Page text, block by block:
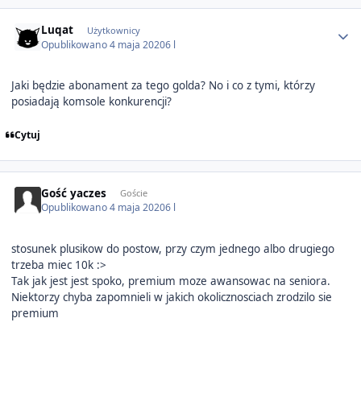
Luqat Użytkownicy
Opublikowano4 maja 20206 l
Jaki będzie abonament za tego golda? No i co z tymi, którzy
posiadają komsole konkurencji?
Cytuj
Gość yaczes Goście
Opublikowano4 maja 20206 l
stosunek plusikow do postow, przy czym jednego albo drugiego
trzeba miec 10k :>
Tak jak jest jest spoko, premium moze awansowac na seniora.
Niektorzy chyba zapomnieli w jakich okolicznosciach zrodzilo sie
premium